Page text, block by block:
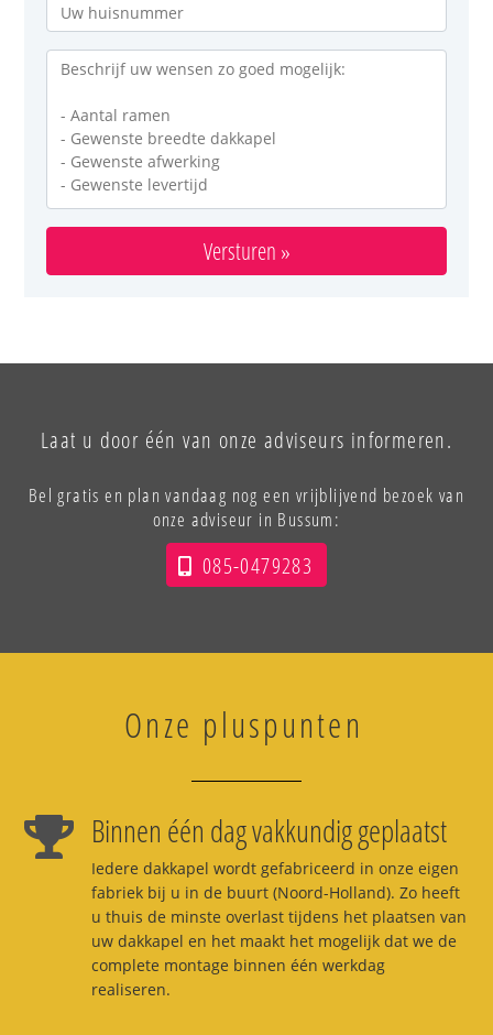
Versturen »
Laat u door één van onze adviseurs informeren.
Bel gratis en plan vandaag nog een vrijblijvend bezoek van
onze adviseur in Bussum:
085-0479283
Onze pluspunten
Binnen één dag vakkundig geplaatst
Iedere dakkapel wordt gefabriceerd in onze eigen
fabriek bij u in de buurt (Noord-Holland). Zo heeft
u thuis de minste overlast tijdens het plaatsen van
uw dakkapel en het maakt het mogelijk dat we de
complete montage binnen één werkdag
realiseren.